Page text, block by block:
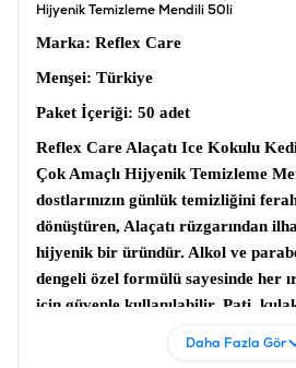
Hijyenik Temizleme Mendili 50li
Marka: Reflex Care
Menşei: Türkiye
Paket İçeriği: 50 adet
Reflex Care Alaçatı Ice Kokulu
Çok Amaçlı Hijyenik Temizleme
dostlarınızın günlük temizliğini
dönüştüren, Alaçatı rüzgarından
hijyenik bir üründür. Alkol ve
dengeli özel formülü sayesinde her
için güvenle kullanılabilir. Pati,
temizliğinde etkili olan bu mendiller,
arındırırken kötü kokuları hapseder
Daha Fazla Gör